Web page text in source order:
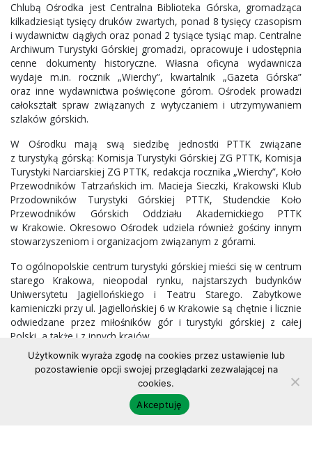
Chlubą Ośrodka jest Centralna Biblioteka Górska, gromadząca
kilkadziesiąt tysięcy druków zwartych, ponad 8 tysięcy czasopism
i wydawnictw ciągłych oraz ponad 2 tysiące tysiąc map. Centralne
Archiwum Turystyki Górskiej gromadzi, opracowuje i udostępnia
cenne dokumenty historyczne. Własna oficyna wydawnicza
wydaje m.in. rocznik „Wierchy”, kwartalnik „Gazeta Górska”
oraz inne wydawnictwa poświęcone górom. Ośrodek prowadzi
całokształt spraw związanych z wytyczaniem i utrzymywaniem
szlaków górskich.
W Ośrodku mają swą siedzibę jednostki PTTK związane
z turystyką górską: Komisja Turystyki Górskiej ZG PTTK, Komisja
Turystyki Narciarskiej ZG PTTK, redakcja rocznika „Wierchy”, Koło
Przewodników Tatrzańskich im. Macieja Sieczki, Krakowski Klub
Przodowników Turystyki Górskiej PTTK, Studenckie Koło
Przewodników Górskich Oddziału Akademickiego PTTK
w Krakowie. Okresowo Ośrodek udziela również gościny innym
stowarzyszeniom i organizacjom związanym z górami.
To ogólnopolskie centrum turystyki górskiej mieści się w centrum
starego Krakowa, nieopodal rynku, najstarszych budynków
Uniwersytetu Jagiellońskiego i Teatru Starego. Zabytkowe
kamieniczki przy ul. Jagiellońskiej 6 w Krakowie są chętnie i licznie
odwiedzane przez miłośników gór i turystyki górskiej z całej
Polski, a także i z innych krajów.
Zapraszamy do odwiedzania Centralnego Ośrodka Turystyki
Górskiej PTTK w Krakowie. Wszystkim chętnym udzielamy
również informacji telefonicznych i mailowych.
Użytkownik wyraża zgodę na cookies przez ustawienie lub
pozostawienie opcji swojej przeglądarki zezwalającej na
cookies.
Akceptuję